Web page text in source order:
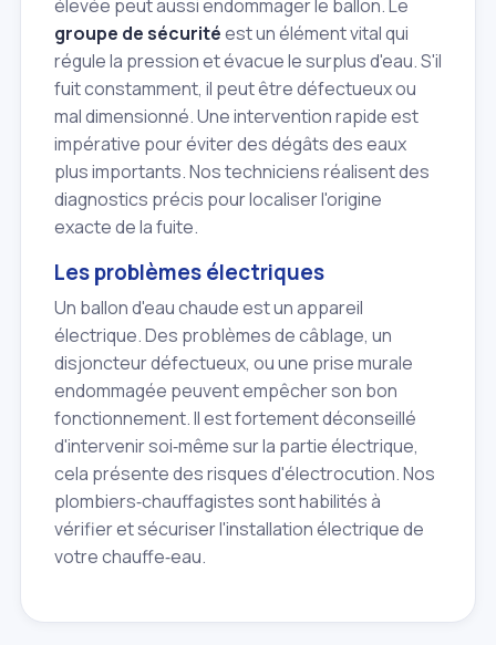
élevée peut aussi endommager le ballon. Le
groupe de sécuritéest un élément vital qui
régule la pression et évacue le surplus d'eau. S'il
fuit constamment, il peut être défectueux ou
mal dimensionné. Une intervention rapide est
impérative pour éviter des dégâts des eaux
plus importants. Nos techniciens réalisent des
diagnostics précis pour localiser l'origine
exacte de la fuite.
Les problèmes électriques
Un ballon d'eau chaude est un appareil
électrique. Des problèmes de câblage, un
disjoncteur défectueux, ou une prise murale
endommagée peuvent empêcher son bon
fonctionnement. Il est fortement déconseillé
d'intervenir soi‑même sur la partie électrique,
cela présente des risques d'électrocution. Nos
plombiers‑chauffagistes sont habilités à
vérifier et sécuriser l'installation électrique de
votre chauffe‑eau.